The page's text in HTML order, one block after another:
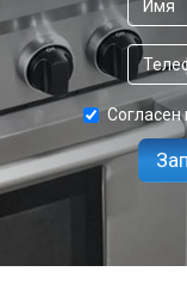
Согласен